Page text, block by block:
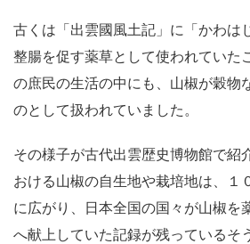
古くは「出雲國風土記」に「かわは
整腸を促す薬草として使われていた
の庶民の生活の中にも、山椒が穀物
のとして扱われていました。
その様子が古代出雲歴史博物館で紹
おける山椒の自生地や栽培地は、１
に広がり、日本全国の国々が山椒を
へ献上していた記録が残っているそ